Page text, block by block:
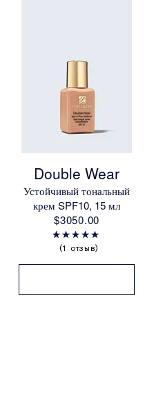
Double Wear
Устойчивый тональный
крем SPF10, 15 мл
$3050.00
1 отзыв